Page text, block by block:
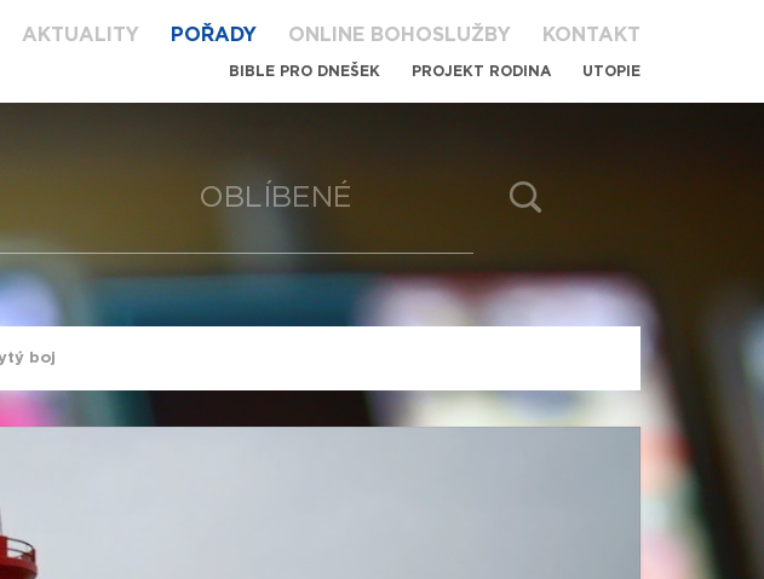
AKTUALITY POŘADY ONLINE BOHOSLUŽBY KONTAKT
BIBLE PRO DNEŠEK PROJEKT RODINA UTOPIE
OBLÍBENÉ
boj